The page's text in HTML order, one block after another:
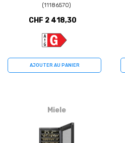
(11186570)
CHF 2 418,30
AJOUTER AU PANIER
Miele